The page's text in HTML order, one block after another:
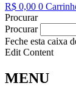
R$ 0,00 0
Procurar
Procurar
Feche esta caixa
Edit Content
MENU